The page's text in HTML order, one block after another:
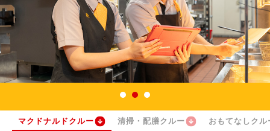
マクドナルドクルー 清掃・配膳クルー おもてなしクル